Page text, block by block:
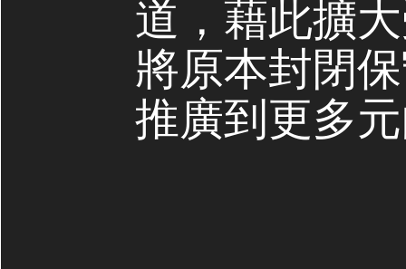
道，藉此擴
將原本封閉
推廣到更多